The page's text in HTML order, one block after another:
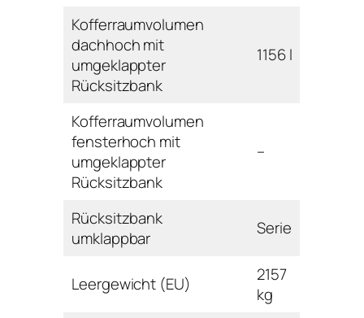
Kofferraumvolumen
dachhoch mit
umgeklappter
Rücksitzbank
1156 l
Kofferraumvolumen
fensterhoch mit
umgeklappter
Rücksitzbank
–
Rücksitzbank
umklappbar
Serie
Leergewicht (EU)
2157
kg